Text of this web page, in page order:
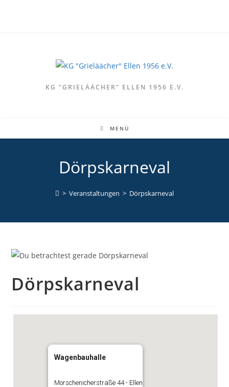
KG "GRIELÄÄCHER" ELLEN 1956 E.V.
MENÜ
Dörpskarneval
> Veranstaltungen > Dörpskarneval
Dörpskarneval
Wagenbauhalle
Morschenicherstraße 44 - Ellen